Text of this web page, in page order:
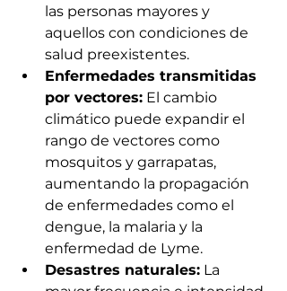
las personas mayores y
aquellos con condiciones de
salud preexistentes.
Enfermedades transmitidas
por vectores: El cambio
climático puede expandir el
rango de vectores como
mosquitos y garrapatas,
aumentando la propagación
de enfermedades como el
dengue, la malaria y la
enfermedad de Lyme.
Desastres naturales: La